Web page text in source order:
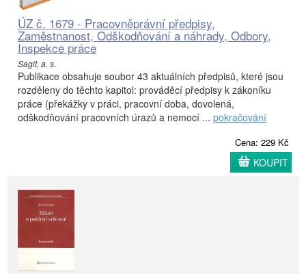
ÚZ č. 1679 - Pracovněprávní předpisy,
Zaměstnanost, Odškodňování a náhrady, Odbory,
Inspekce práce
Sagit, a. s.
Publikace obsahuje soubor 43 aktuálních předpisů, které jsou
rozděleny do těchto kapitol: prováděcí předpisy k zákoníku
práce (překážky v práci, pracovní doba, dovolená,
odškodňování pracovních úrazů a nemocí ... pokračování
Cena: 229 Kč
KOUPIT